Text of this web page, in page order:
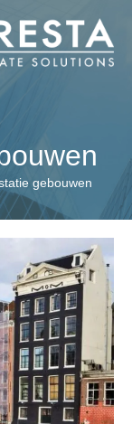
gebouwen